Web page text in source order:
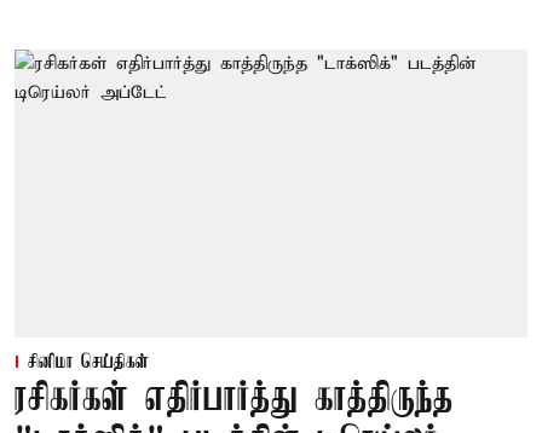
சினிமா செய்திகள்
ரசிகர்கள் எதிர்பார்த்து காத்திருந்த